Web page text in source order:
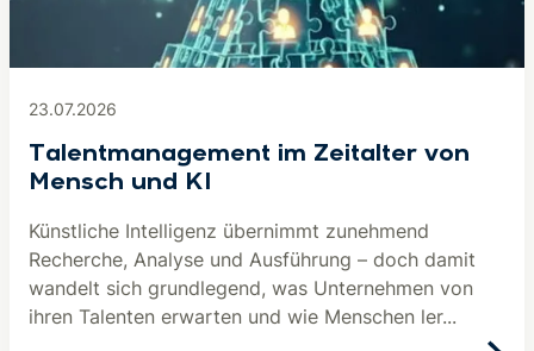
23.07.2026
Talentmanagement im Zeitalter von
Mensch und KI
Künstliche Intelligenz übernimmt zunehmend
Recherche, Analyse und Ausführung – doch damit
wandelt sich grundlegend, was Unternehmen von
ihren Talenten erwarten und wie Menschen ler...